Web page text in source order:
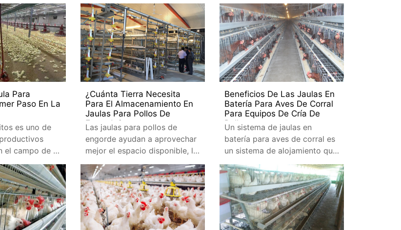
de instalación.
optan por utilizar varios
equipos automatizados de cría
de pollos
un espacio limitado.
Para
Paso En La
es uno de
el campo de la
adultos
¿Cuánta Tierra Necesita
Para El Almacenamiento En
Jaulas Para Pollos De
Engorde?
Las jaulas para pollos de
engorde ayudan a aprovechar
mejor el espacio disponible, lo
cual es importante,
especialmente cuando el
terreno es costoso.
Beneficios De Las Jaulas En
Batería Para Aves De Corral
Para Equipos De Cría De
Pollos
Un sistema de jaulas en
batería para aves de corral es
un sistema de alojamiento que
se utiliza para una variedad de
métodos de producción
animal, pero principalmente
para gallinas ponedoras.